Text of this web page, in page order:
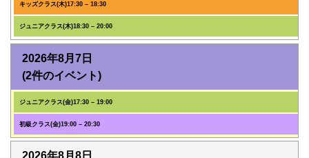
キッズクラス(木)17:30 – 18:30
ジュニアクラス(木)18:30 – 20:00
2026年8月7日
(2件のイベント)
ジュニアクラス(金)17:30 – 19:00
初級クラス(金)19:00 – 20:30